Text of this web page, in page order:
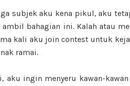
subjek aku kena pikul, aku
bahagian ini. Kalah atau
kali aku join contest untuk
ramai.
aku ingin menyeru kawan-